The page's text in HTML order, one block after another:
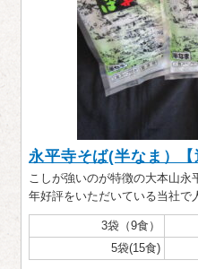
永平寺そば(半なま）【
こしが強いのが特徴の大本山
年好評をいただいている当社で
3袋（9食）
5袋(15食)